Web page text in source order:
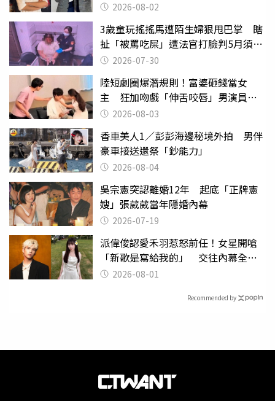
2026-08-02
3歲童玩搖搖馬遭陌生婦狠甩巴掌 瞎
扯「被罵吃屎」遭法官打臉判5月須入
監 2026-07-30
陸短劇圈爆潛規則！富婆砸錢當女
主 狂加吻戲「伸舌咬唇」男演員崩
潰 2026-08-03
香車美人1／彭彭海邊秘境外拍 男伴
豪車接送還祭「鈔能力」
2026-08-04
吳宗憲突認離婚12年 起底「正牌憲
嫂」張葳葳當年隱婚內幕
2026-07-19
派偉俊認愛禾羽惹怒前任！女星開嗆
「新歌是寫給我的」 交往內幕全說
了 2026-08-01
Recommended by